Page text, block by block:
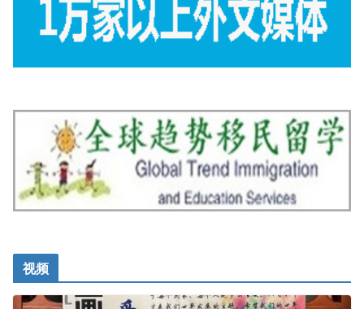
视频